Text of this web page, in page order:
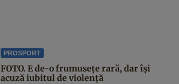
PROSPORT
FOTO. E de-o frumusețe rară, dar își
acuză iubitul de violență